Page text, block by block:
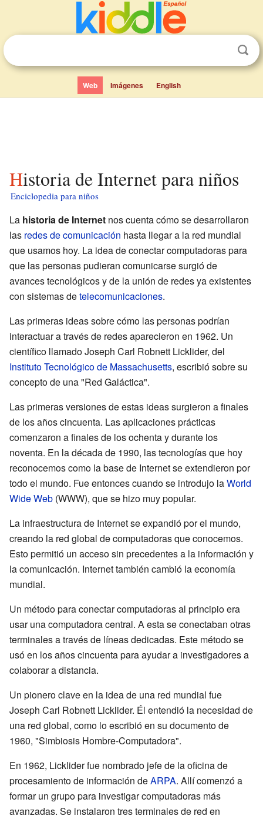
Web Imágenes English
Historia de Internet para niños
Enciclopedia para niños
La historia de Internet nos cuenta cómo se desarrollaron
las redes de comunicación hasta llegar a la red mundial
que usamos hoy. La idea de conectar computadoras para
que las personas pudieran comunicarse surgió de
avances tecnológicos y de la unión de redes ya existentes
con sistemas detelecomunicaciones.
Las primeras ideas sobre cómo las personas podrían
interactuar a través de redes aparecieron en 1962. Un
científico llamado Joseph Carl Robnett Licklider, del
Instituto Tecnológico de Massachusetts, escribió sobre su
concepto de una "Red Galáctica".
Las primeras versiones de estas ideas surgieron a finales
de los años cincuenta. Las aplicaciones prácticas
comenzaron a finales de los ochenta y durante los
noventa. En la década de 1990, las tecnologías que hoy
reconocemos como la base de Internet se extendieron por
todo el mundo. Fue entonces cuando se introdujo laWorld
Wide Web (WWW), que se hizo muy popular.
La infraestructura de Internet se expandió por el mundo,
creando la red global de computadoras que conocemos.
Esto permitió un acceso sin precedentes a la información y
la comunicación. Internet también cambió la economía
mundial.
Un método para conectar computadoras al principio era
usar una computadora central. A esta se conectaban otras
terminales a través de líneas dedicadas. Este método se
usó en los años cincuenta para ayudar a investigadores a
colaborar a distancia.
Un pionero clave en la idea de una red mundial fue
Joseph Carl Robnett Licklider. Él entendió la necesidad de
una red global, como lo escribió en su documento de
1960, "Simbiosis Hombre-Computadora".
En 1962, Licklider fue nombrado jefe de la oficina de
procesamiento de información deARPA. Allí comenzó a
formar un grupo para investigar computadoras más
avanzadas. Se instalaron tres terminales de red en